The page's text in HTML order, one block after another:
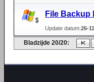
File Backup
Update datum:26-
Bladzijde 20/20: